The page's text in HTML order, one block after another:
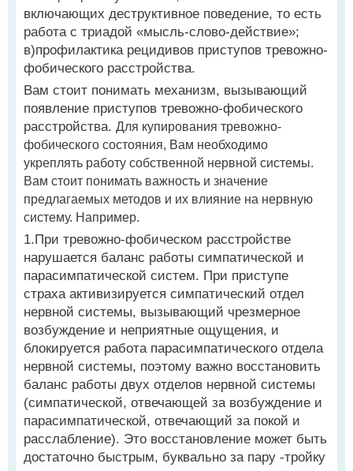
включающих деструктивное поведение, то есть
работа с триадой «мысль-слово-действие»;
в)профилактика рецидивов приступов тревожно-
фобического расстройства.
Вам стоит понимать механизм, вызывающий
появление приступов тревожно-фобического
расстройства. Для купирования тревожно-
фобического состояния, Вам необходимо
укреплять работу собственной нервной системы.
Вам стоит понимать важность и значение
предлагаемых методов и их влияние на нервную
систему. Например.
1.При тревожно-фобическом расстройстве
нарушается баланс работы симпатической и
парасимпатической систем. При приступе
страха активизируется симпатический отдел
нервной системы, вызывающий чрезмерное
возбуждение и неприятные ощущения, и
блокируется работа парасимпатического отдела
нервной системы, поэтому важно восстановить
баланс работы двух отделов нервной системы
(симпатической, отвечающей за возбуждение и
парасимпатической, отвечающий за покой и
расслабление). Это восстановление может быть
достаточно быстрым, буквально за пару -тройку